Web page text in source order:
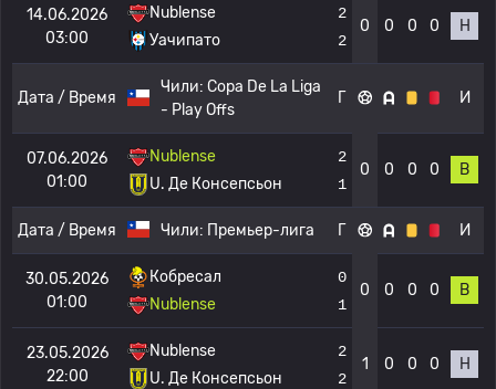
14.06.2026
03:00
Nublense
Уачипато
2
2
0 0 0 0 Н
Дата / Время
Чили: Copa De La Liga
- Play Offs
Г И
07.06.2026
01:00
Nublense
U. Де Консепсьон
2
1
0 0 0 0 В
Дата / Время Чили: Премьер-лига Г И
30.05.2026
01:00
Кобресал
Nublense
0
1
0 0 0 0 В
23.05.2026
22:00
Nublense
U. Де Консепсьон
2
2
1 0 0 0 Н